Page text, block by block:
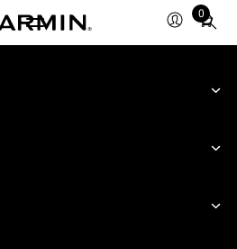
0
Total
items
cart: